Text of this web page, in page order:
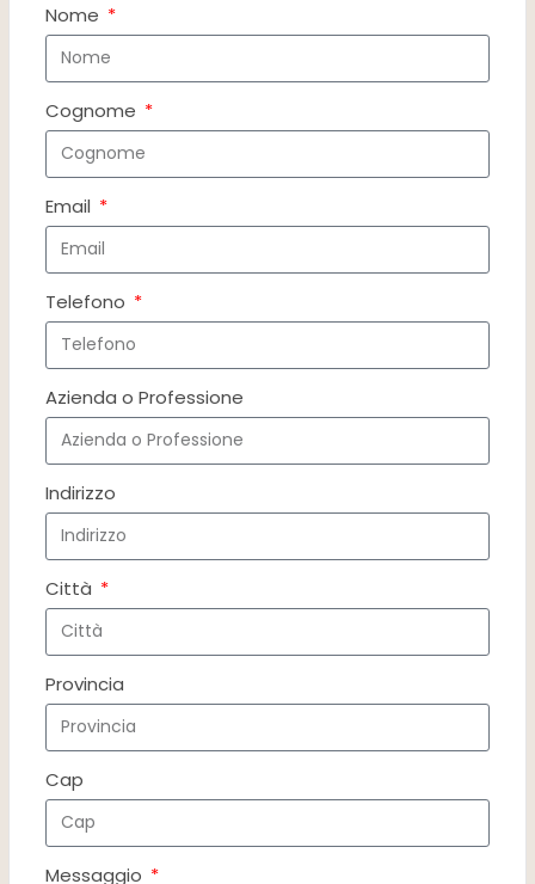
Nome
Cognome
Email
Telefono
Azienda o Professione
Indirizzo
Città
Provincia
Cap
Messaggio